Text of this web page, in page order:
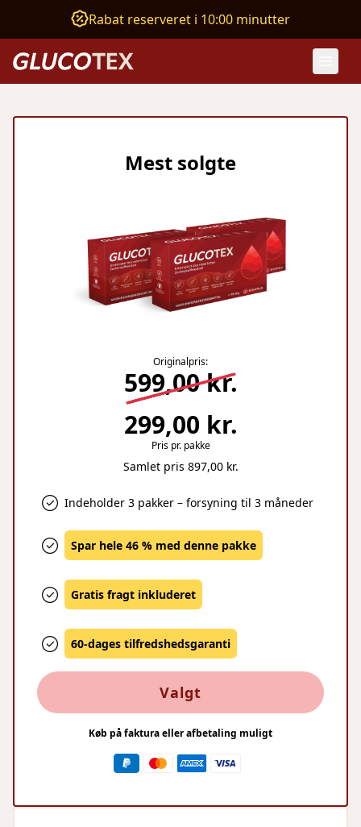
Rabat reserveret i 10:00 minutter
Mest solgte
Originalpris:
599,00 kr.
299,00 kr.
Pris pr. pakke
Samlet pris 897,00 kr.
Indeholder 3 pakker – forsyning til 3 måneder
Spar hele 46 % med denne pakke
Gratis fragt inkluderet
60-dages tilfredshedsgaranti
Valgt
Køb på faktura eller afbetaling muligt